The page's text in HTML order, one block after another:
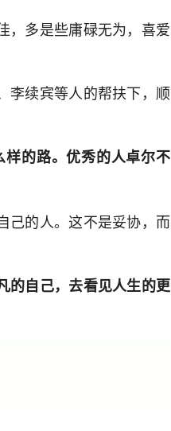
，多是些庸碌无为，喜爱
李续宾等人的帮扶下，顺
的路。优秀的人卓尔不
己的人。这不是妥协，而
的自己，去看见人生的更